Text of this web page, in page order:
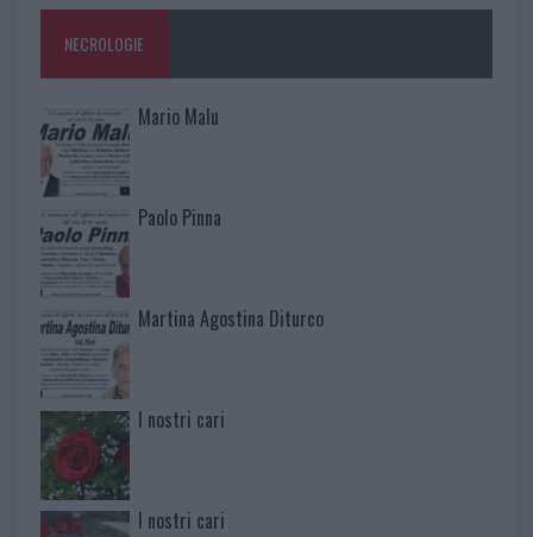
NECROLOGIE
Mario Malu
Paolo Pinna
Martina Agostina Diturco
I nostri cari
I nostri cari